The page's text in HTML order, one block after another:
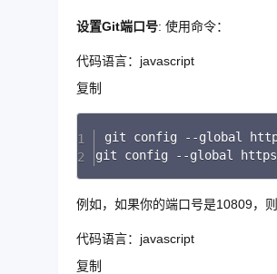
设置Git端口号: 使用命令：
代码语言： javascript
复制
git config --global
git config
--global https
例如，如果你的端口号是10809，则
代码语言： javascript
复制